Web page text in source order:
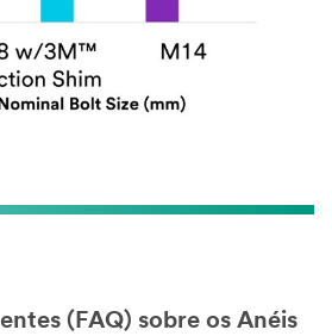
(FAQ) sobre os Anéis